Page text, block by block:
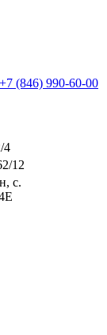
+7 (846) 990-60-00
4
12
с.